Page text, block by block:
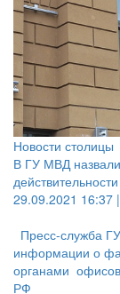
Новости столицы
В ГУ МВД
действительности
29.09.2021 16:37 |
Пресс-служба
информации о
органами
РФ